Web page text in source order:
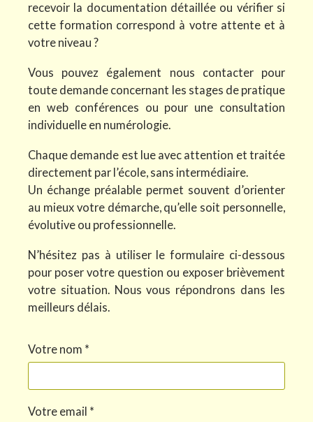
recevoir la documentation détaillée ou vérifier si
cette formation correspond à votre attente et à
votre niveau ?
Vous pouvez également nous contacter pour
toute demande concernant les stages de pratique
en web conférences ou pour une consultation
individuelle en numérologie.
Chaque demande est lue avec attention et traitée
directement par l’école, sans intermédiaire.
Un échange préalable permet souvent d’orienter
au mieux votre démarche, qu’elle soit personnelle,
évolutive ou professionnelle.
N’hésitez pas à utiliser le formulaire ci-dessous
pour poser votre question ou exposer brièvement
votre situation. Nous vous répondrons dans les
meilleurs délais.
Votre nom *
Votre email *